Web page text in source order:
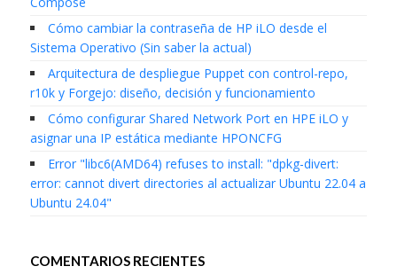
Cómo cambiar la contraseña de HP iLO desde el
Sistema Operativo (Sin saber la actual)
Arquitectura de despliegue Puppet con control-repo,
r10k y Forgejo: diseño, decisión y funcionamiento
Cómo configurar Shared Network Port en HPE iLO y
asignar una IP estática mediante HPONCFG
Error "libc6(AMD64) refuses to install: "dpkg-divert:
error: cannot divert directories al actualizar Ubuntu 22.04 a
Ubuntu 24.04"
COMENTARIOS RECIENTES